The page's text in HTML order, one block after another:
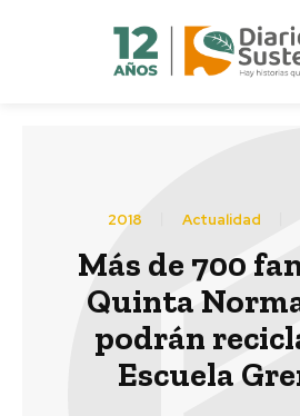
2018 Actualidad
Más de 700
Quinta
podrán
Escuela